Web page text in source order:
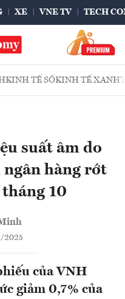
XE VNE TV TECH
KINH TẾ SỐKINH TẾ XANH
suất âm do
hàng rớt
10
2025
của VNH
giảm 0,7% của